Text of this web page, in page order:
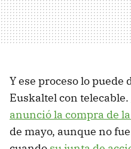
Y ese proceso lo
Euskaltel con telecable.
anunció la compra de
de mayo, aunque no